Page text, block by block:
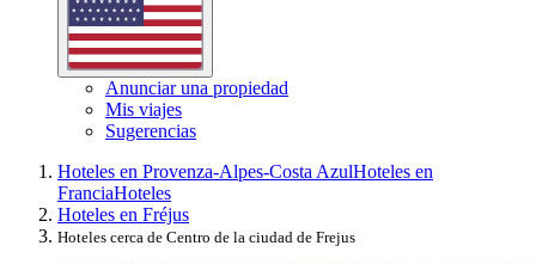
Anunciar una propiedad
Mis viajes
Sugerencias
Hoteles en Provenza-Alpes-Costa AzulHoteles en
FranciaHoteles
Hoteles en Fréjus
Hoteles cerca de Centro de la ciudad de Frejus